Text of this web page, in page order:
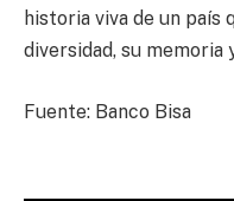
historia viva de un país
diversidad, su memoria
Fuente: Banco Bisa